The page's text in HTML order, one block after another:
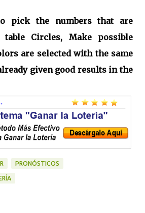
pick the numbers that are
Circles, Make possible
are selected with the same
given good results in the
PRONÓSTICOS